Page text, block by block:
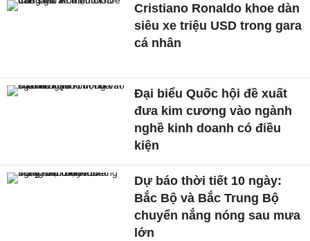
Cristiano Ronaldo khoe dàn
siêu xe triệu USD trong gara
cá nhân
Đại biểu Quốc hội đề xuất
đưa kim cương vào ngành
nghề kinh doanh có điều
kiện
Dự báo thời tiết 10 ngày:
Bắc Bộ và Bắc Trung Bộ
chuyển nắng nóng sau mưa
lớn